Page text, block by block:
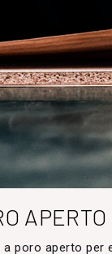
APERTO
poro aperto per